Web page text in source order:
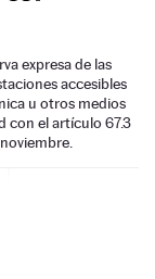
expresa de las
accesibles
u otros medios
con el artículo 67.3